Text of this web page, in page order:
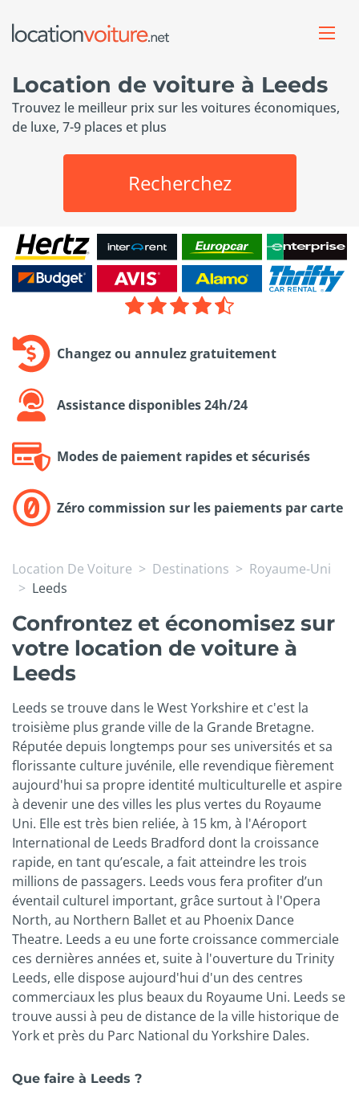
Location de voiture à Leeds
Trouvez le meilleur prix sur les voitures économiques,
de luxe, 7-9 places et plus
Recherchez
Changez ou annulez gratuitement
Assistance disponibles 24h/24
Modes de paiement rapides et sécurisés
Zéro commission sur les paiements par carte
Location De Voiture Destinations
Royaume-Uni
Leeds
Confrontez et économisez sur
votre location de voiture à
Leeds
Leeds se trouve dans le West Yorkshire et c'est la
troisième plus grande ville de la Grande Bretagne.
Réputée depuis longtemps pour ses universités et sa
florissante culture juvénile, elle revendique fièrement
aujourd'hui sa propre identité multiculturelle et aspire
à devenir une des villes les plus vertes du Royaume
Uni. Elle est très bien reliée, à 15 km, à l'Aéroport
International de Leeds Bradford dont la croissance
rapide, en tant qu’escale, a fait atteindre les trois
millions de passagers. Leeds vous fera profiter d’un
éventail culturel important, grâce surtout à l'Opera
North, au Northern Ballet et au Phoenix Dance
Theatre. Leeds a eu une forte croissance commerciale
ces dernières années et, suite à l'ouverture du Trinity
Leeds, elle dispose aujourd'hui d'un des centres
commerciaux les plus beaux du Royaume Uni. Leeds se
trouve aussi à peu de distance de la ville historique de
York et près du Parc National du Yorkshire Dales.
Que faire à Leeds ?